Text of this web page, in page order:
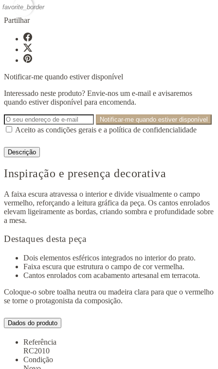
favorite_border
Partilhar
Notificar-me quando estiver disponível
Interessado neste produto? Envie-nos um e-mail e avisaremos
quando estiver disponível para encomenda.
Notificar-me quando estiver disponível
Aceito as condições gerais e a política de confidencialidade
Descrição
Inspiração e presença decorativa
A faixa escura atravessa o interior e divide visualmente o campo
vermelho, reforçando a leitura gráfica da peça. Os cantos enrolados
elevam ligeiramente as bordas, criando sombra e profundidade sobre
a mesa.
Destaques desta peça
Dois elementos esféricos integrados no interior do prato.
Faixa escura que estrutura o campo de cor vermelha.
Cantos enrolados com acabamento artesanal em terracota.
Coloque-o sobre toalha neutra ou madeira clara para que o vermelho
se torne o protagonista da composição.
Dados do produto
Referência
RC2010
Condição